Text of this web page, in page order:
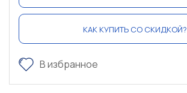
КАК КУПИТЬ СО СКИДКОЙ?
В избранное